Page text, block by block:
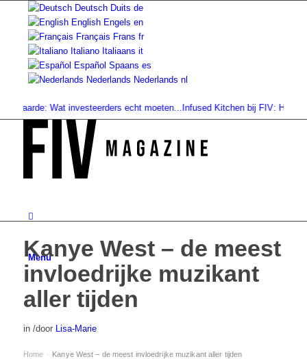
Deutsch Duits de
English Engels en
Français Frans fr
Italiano Italiaans it
Español Spaans es
Nederlands Nederlands nl
Wat investeerders echt moeten...Infused Kitchen bij FIV: Het nieuwe
Menu
Kanye West – de meest
invloedrijke muzikant
aller tijden
in /door Lisa-Marie
Home › Kanye West – de meest invloedrijke muzikant aller tijden